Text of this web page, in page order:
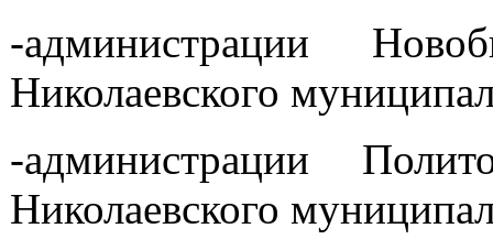
-администрации
Николаевского
-администрации
Николаевского